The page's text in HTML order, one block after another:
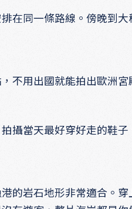
在同一條路線。傍晚到大
不用出國就能拍出歐洲
攝當天最好穿好走的鞋子
的岩石地形非常適合。